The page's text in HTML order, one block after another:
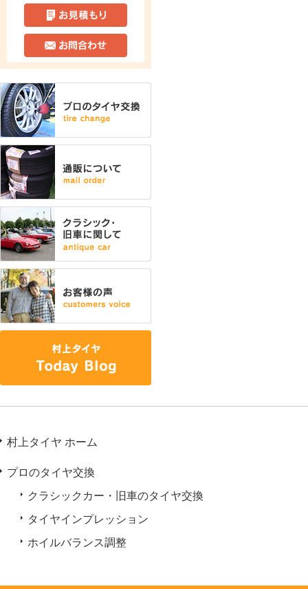
村上タイヤ ホーム
プロのタイヤ交換
クラシックカー・旧車のタイヤ交換
タイヤインプレッション
ホイルバランス調整